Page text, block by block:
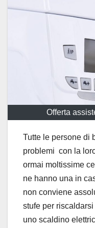
Offerta
Tutte le persone di
problemi con la
ormai moltissime
ne hanno una in
non conviene
stufe per
uno scaldino